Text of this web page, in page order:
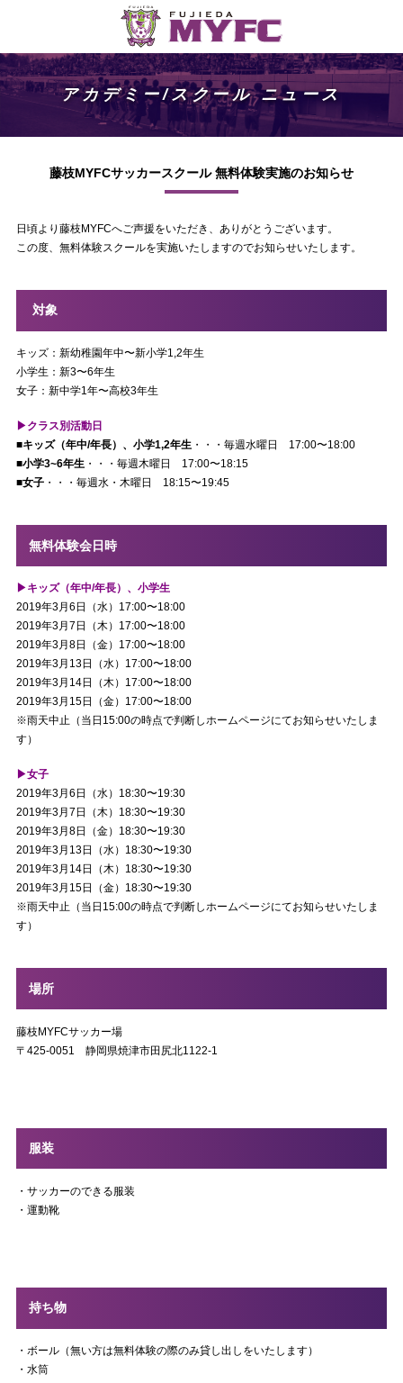
アカデミー/スクール ニュース
藤枝MYFCサッカースクール 無料体験実施のお知らせ
日頃より藤枝MYFCへご声援をいただき、ありがとうございます。
この度、無料体験スクールを実施いたしますのでお知らせいたします。
対象
キッズ：新幼稚園年中〜新小学1,2年生
小学生：新3〜6年生
女子：新中学1年〜高校3年生
▶︎クラス別活動日
■キッズ（年中/年長）、小学1,2年生 ・・・毎週水曜日 17:00〜18:00
■小学3~6年生 ・・・毎週木曜日 17:00〜18:15
■女子 ・・・毎週水・木曜日 18:15〜19:45
無料体験会日時
▶︎キッズ（年中/年長）、小学生
2019年3月6日（水）17:00〜18:00
2019年3月7日（木）17:00〜18:00
2019年3月8日（金）17:00〜18:00
2019年3月13日（水）17:00〜18:00
2019年3月14日（木）17:00〜18:00
2019年3月15日（金）17:00〜18:00
※雨天中止（当日15:00の時点で判断しホームページにてお知らせいたしま
す）
▶︎女子
2019年3月6日（水）18:30〜19:30
2019年3月7日（木）18:30〜19:30
2019年3月8日（金）18:30〜19:30
2019年3月13日（水）18:30〜19:30
2019年3月14日（木）18:30〜19:30
2019年3月15日（金）18:30〜19:30
※雨天中止（当日15:00の時点で判断しホームページにてお知らせいたしま
す）
場所
藤枝MYFCサッカー場
〒425-0051 静岡県焼津市田尻北1122-1
服装
・サッカーのできる服装
・運動靴
持ち物
・ボール（無い方は無料体験の際のみ貸し出しをいたします）
・水筒